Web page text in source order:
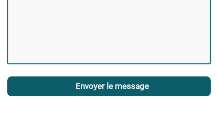
Envoyer le message